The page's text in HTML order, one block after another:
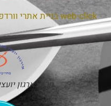
web-clickבניית אתרי
חבר בארגון